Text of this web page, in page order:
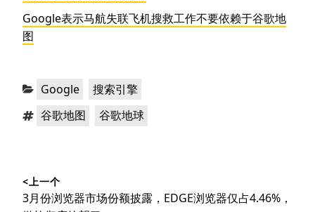
Google表示马航失联飞机搜救工作不要依赖于谷歌地
图
分
Google ，
搜索引擎
标 谷歌地图 ，
谷歌地球
章
<上一个
上
3月份浏览器市场份额披露，EDGE浏览器仅占4.46%，